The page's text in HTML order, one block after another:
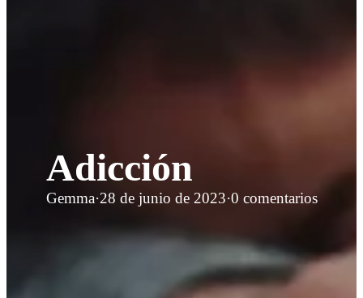
Adicción
Gemma·28 de junio de 2023·0 comentarios